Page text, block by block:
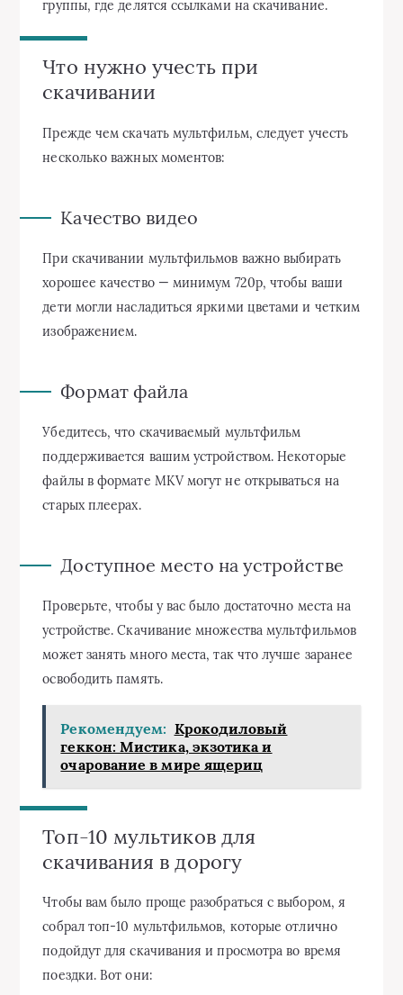
группы, где делятся ссылками на скачивание.
Что нужно учесть при
скачивании
Прежде чем скачать мультфильм, следует учесть
несколько важных моментов:
Качество видео
При скачивании мультфильмов важно выбирать
хорошее качество — минимум 720p, чтобы ваши
дети могли насладиться яркими цветами и четким
изображением.
Формат файла
Убедитесь, что скачиваемый мультфильм
поддерживается вашим устройством. Некоторые
файлы в формате MKV могут не открываться на
старых плеерах.
Доступное место на устройстве
Проверьте, чтобы у вас было достаточно места на
устройстве. Скачивание множества мультфильмов
может занять много места, так что лучше заранее
освободить память.
Рекомендуем: Крокодиловый
геккон: Мистика, экзотика и
очарование в мире ящериц
Топ-10 мультиков для
скачивания в дорогу
Чтобы вам было проще разобраться с выбором, я
собрал топ-10 мультфильмов, которые отлично
подойдут для скачивания и просмотра во время
поездки. Вот они: